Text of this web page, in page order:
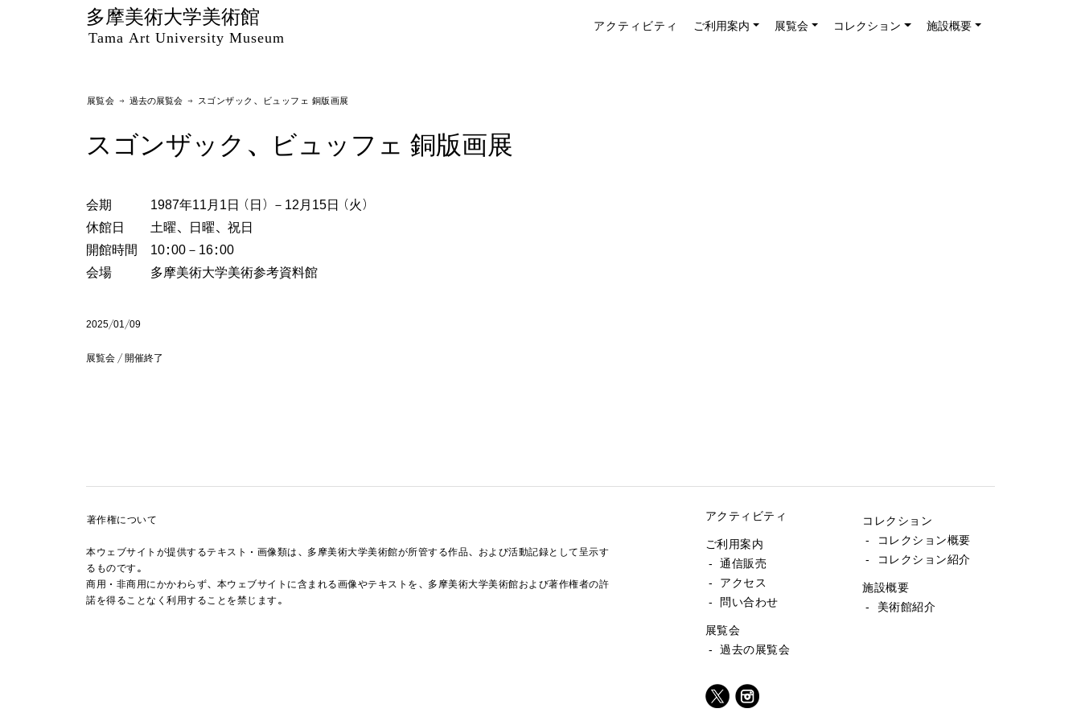
多摩美術大学美術館
Tama Art University Museum
アクティビティ ご利用案内 展覧会 コレクション 施設概要
展覧会 → 過去の展覧会 → スゴンザック、ビュッフェ 銅版画展
スゴンザック、ビュッフェ 銅版画展
会期 1987年11月1日（日）－12月15日（火）
休館日 土曜、日曜、祝日
開館時間 10:00－16:00
会場 多摩美術大学美術参考資料館
2025/01/09
展覧会 / 開催終了
著作権について
本ウェブサイトが提供するテキスト・画像類は、多摩美術大学美術館が所管する作品、および活動記録として呈示す
るものです。
商用・非商用にかかわらず、本ウェブサイトに含まれる画像やテキストを、多摩美術大学美術館および著作権者の許
諾を得ることなく利用することを禁じます。
アクティビティ
ご利用案内
- 通信販売
- アクセス
- 問い合わせ
展覧会
- 過去の展覧会
コレクション
- コレクション概要
- コレクション紹介
施設概要
- 美術館紹介